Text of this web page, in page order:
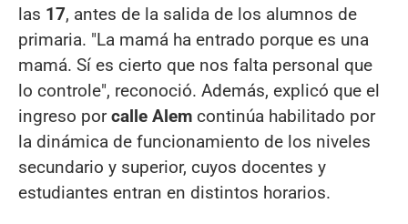
las 17, antes de la salida de los alumnos de
primaria. "La mamá ha entrado porque es una
mamá. Sí es cierto que nos falta personal que
lo controle", reconoció. Además, explicó que el
ingreso porcalle Alem continúa habilitado por
la dinámica de funcionamiento de los niveles
secundario y superior, cuyos docentes y
estudiantes entran en distintos horarios.